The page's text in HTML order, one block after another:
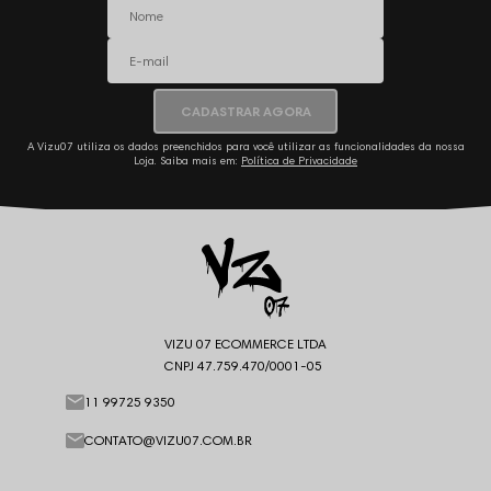
CADASTRAR AGORA
A Vizu07 utiliza os dados preenchidos para você utilizar as funcionalidades da nossa
Loja. Saiba mais em: Política de Privacidade
VIZU 07 ECOMMERCE LTDA
CNPJ 47.759.470/0001-05
11 99725 9350
CONTATO@VIZU07.COM.BR